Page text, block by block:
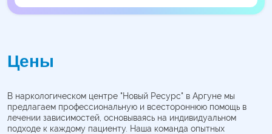
Цены
В наркологическом центре "Новый Ресурс" в Аргуне мы
предлагаем профессиональную и всестороннюю помощь в
лечении зависимостей, основываясь на индивидуальном
подходе к каждому пациенту. Наша команда опытных